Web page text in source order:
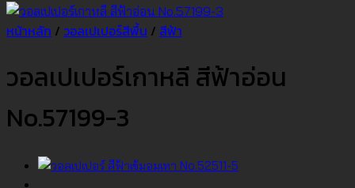
หน้าหลัก / วอลเปเปอร์สีพื้น / สีฟ้า
วอลเปเปอร์เกาหลี สีฟ้าอ่อน
No.57199-3